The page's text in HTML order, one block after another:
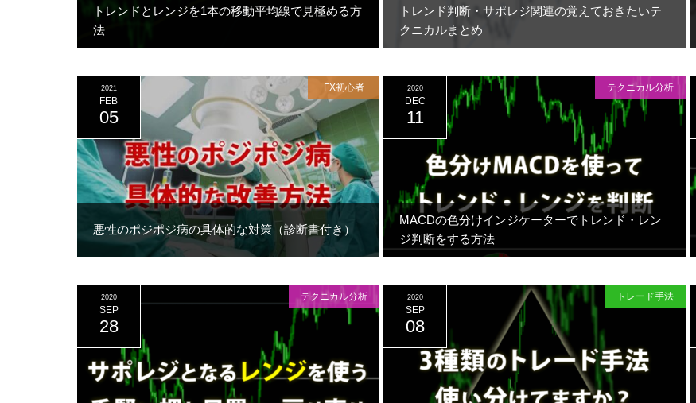
トレンドとレンジを1本の移動平均線で見極める方
法
トレンド判断・サポレジ関連の覚えておきたいテ
クニカルまとめ
悪性のポジポジ病の具体的な対策（診断書付き）
2021
FEB
05
FX初心者
MACDの色分けインジケーターでトレンド・レン
ジ判断をする方法
2020
DEC
11
テクニカル分析
2020
SEP
28
テクニカル分析 2020
SEP
08
トレード手法